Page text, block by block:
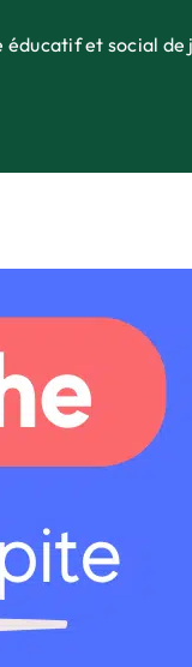
éducatif et social de